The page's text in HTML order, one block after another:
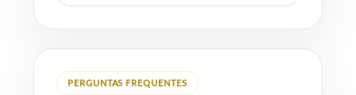
PERGUNTAS FREQUENTES